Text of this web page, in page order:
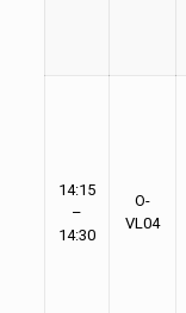
14:15
–
14:30
O-
VL04